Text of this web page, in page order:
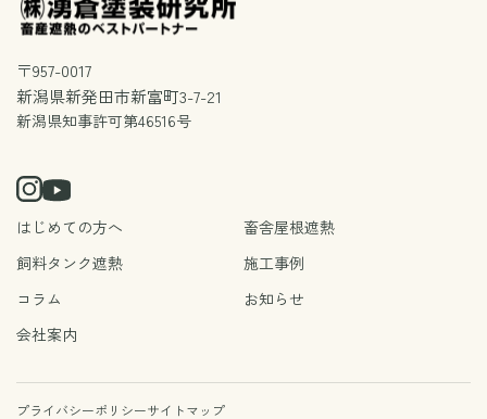
〒957-0017
新潟県新発田市新富町3-7-21
新潟県知事許可第46516号
畜舎屋根遮熱
飼料タンク遮熱
施工事例
コラム
お知らせ
会社案内
はじめての方へ
プライバシーポリシーサイトマップ